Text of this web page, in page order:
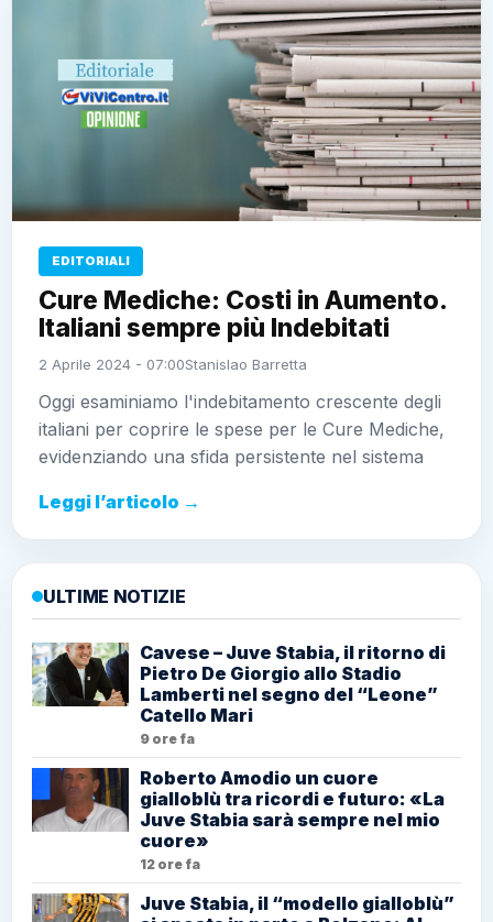
EDITORIALI
Cure Mediche: Costi in Aumento.
Italiani sempre più Indebitati
2 Aprile 2024 - 07:00Stanislao Barretta
Oggi esaminiamo l'indebitamento crescente degli
italiani per coprire le spese per le Cure Mediche,
evidenziando una sfida persistente nel sistema
Leggi l’articolo →
ULTIME NOTIZIE
Cavese – Juve Stabia, il ritorno di
Pietro De Giorgio allo Stadio
Lamberti nel segno del “Leone”
Catello Mari
9 ore fa
Roberto Amodio un cuore
gialloblù tra ricordi e futuro: «La
Juve Stabia sarà sempre nel mio
cuore»
12 ore fa
Juve Stabia, il “modello gialloblù”